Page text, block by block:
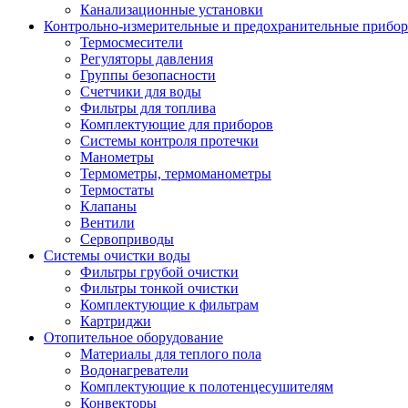
Канализационные установки
Контрольно-измерительные и предохранительные
Термосмесители
Регуляторы давления
Группы безопасности
Счетчики для воды
Фильтры для топлива
Комплектующие для приборов
Системы контроля протечки
Манометры
Термометры, термоманометры
Термостаты
Клапаны
Вентили
Сервоприводы
Системы очистки воды
Фильтры грубой очистки
Фильтры тонкой очистки
Комплектующие к фильтрам
Картриджи
Отопительное оборудование
Материалы для теплого пола
Водонагреватели
Комплектующие к полотенцесушителям
Конвекторы